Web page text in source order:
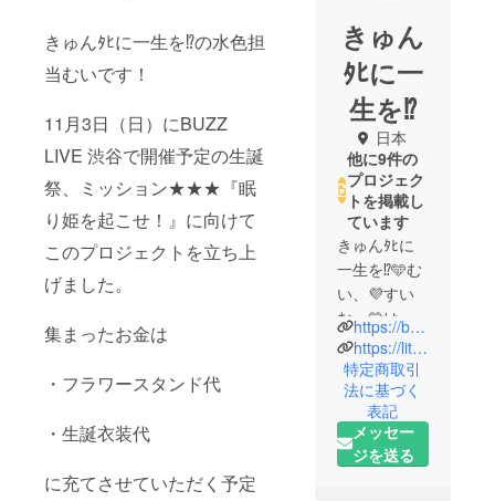
きゅんﾀﾋに一生を⁉︎の水色担
当むいです！
11月3日（日）にBUZZ
LIVE 渋谷で開催予定の生誕
祭、ミッション★★★『眠
り姫を起こせ！』に向けて
このプロジェクトを立ち上
げました。
集まったお金は
・フラワースタンド代
・生誕衣装代
に充てさせていただく予定
きゅん
ﾀﾋに一
生を⁉︎
日本
他に9件の
プロジェク
トを掲載し
ています
きゅんﾀﾋに
一生を⁉︎🩵む
い、💜すい
む、💛は
お、❤️かぐ
ら、サポー
トの🩷おて
んの5人で活
動していま
す！
https://buzz-project.co.jp/
https://lit.link/kyuntahi
特定商取引
法に基づく
表記
メッセー
ジを送る